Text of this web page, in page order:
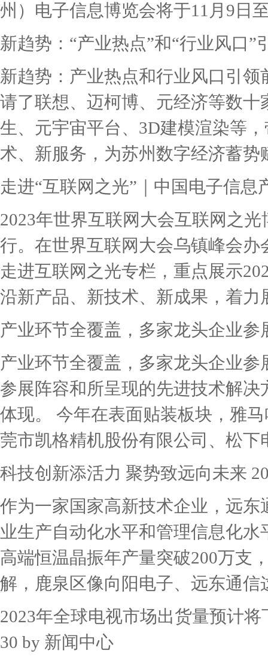
州）电子信息博览会将于11月9日
新趋势：“产业热点”和“行业风口”
新趋势：产业热点和行业风口引
请了联想、迈柯博、元经济等数
生、元宇宙平台、3D建模渲染等
术、新服务，为苏州数字经济蓄势
走进“互联网之光”｜中国电子信息
2023年世界互联网大会互联网之
行。在世界互联网大会乌镇峰会
走进互联网之光专栏，重点展示
沿新产品、新技术、新成果，着力
产业环节全覆盖，多家龙头企业参
产业环节全覆盖，多家龙头企业
参展阵容和所呈现的先进技术解决
体现。 今年在表面贴装板块，雅
莞市凯格精机股份有限公司、松下
科技创新添活力 聚势致远向未来
作为一家国家高新技术企业，远
业生产自动化水平和管理信息化
高端恒温晶振年产量突破200万支
解，鹿泉区像向阳电子、远东通信
2023年全球电视市场出货量预计
30 by 新闻中心